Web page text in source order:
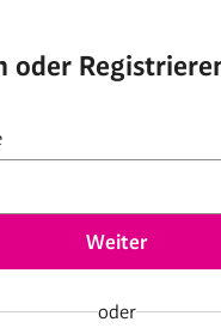
oder
Weiter
oder